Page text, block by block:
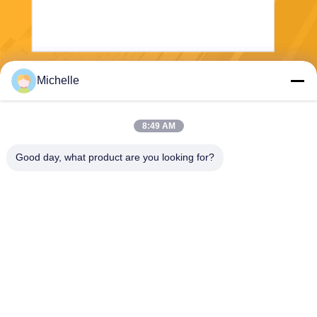
Отправить
Michelle
8:49 AM
Good day, what product are you looking for?